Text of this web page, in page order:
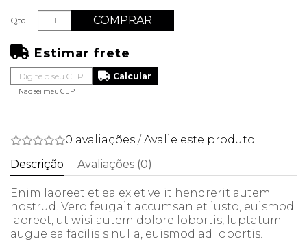
Qtd COMPRAR
Estimar frete
Não sei meu CEP
0 avaliações /Avalie este produto
Descrição
Avaliações (0)
Enim laoreet et ea ex et velit hendrerit autem
nostrud. Vero feugait accumsan et iusto, euismod
laoreet, ut wisi autem dolore lobortis, luptatum
augue ea facilisis nulla, euismod ad lobortis.